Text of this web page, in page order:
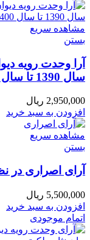
مشاهده سریع
بستن
آرا وحدت رویه
سال 1390 تا سال 1400 اکبر غفاری
2,950,000 ریال
افزودن به سبد خرید
مشاهده سریع
بستن
آرای اصراری در
5,500,000 ریال
افزودن به سبد خرید
اتمام موجودی